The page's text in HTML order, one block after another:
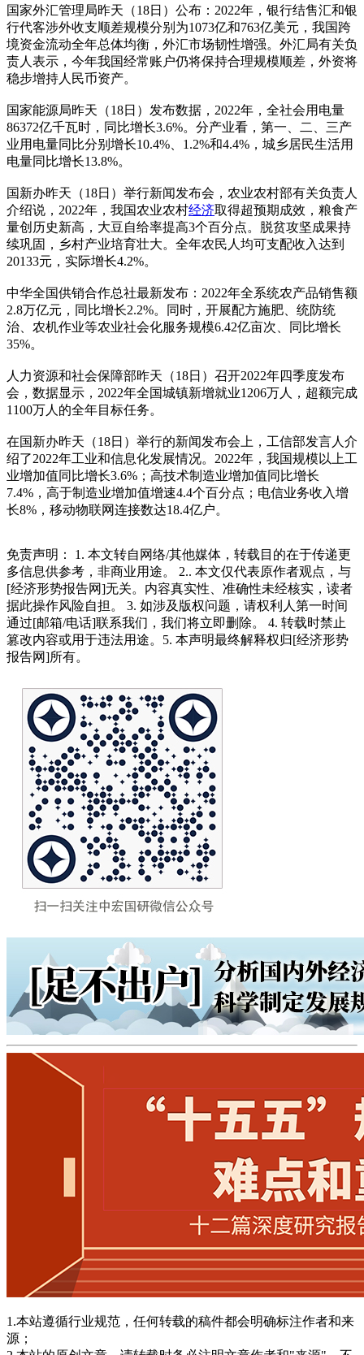
国家外汇管理局昨天（18日）公布：2022年，银行结售汇和银
行代客涉外收支顺差规模分别为1073亿和763亿美元，我国跨
境资金流动全年总体均衡，外汇市场韧性增强。外汇局有关负
责人表示，今年我国经常账户仍将保持合理规模顺差，外资将
稳步增持人民币资产。
国家能源局昨天（18日）发布数据，2022年，全社会用电量
86372亿千瓦时，同比增长3.6%。分产业看，第一、二、三产
业用电量同比分别增长10.4%、1.2%和4.4%，城乡居民生活用
电量同比增长13.8%。
国新办昨天（18日）举行新闻发布会，农业农村部有关负责人
介绍说，2022年，我国农业农村经济取得超预期成效，粮食产
量创历史新高，大豆自给率提高3个百分点。脱贫攻坚成果持
续巩固，乡村产业培育壮大。全年农民人均可支配收入达到
20133元，实际增长4.2%。
中华全国供销合作总社最新发布：2022年全系统农产品销售额
2.8万亿元，同比增长2.2%。同时，开展配方施肥、统防统
治、农机作业等农业社会化服务规模6.42亿亩次、同比增长
35%。
人力资源和社会保障部昨天（18日）召开2022年四季度发布
会，数据显示，2022年全国城镇新增就业1206万人，超额完成
1100万人的全年目标任务。
在国新办昨天（18日）举行的新闻发布会上，工信部发言人介
绍了2022年工业和信息化发展情况。2022年，我国规模以上工
业增加值同比增长3.6%；高技术制造业增加值同比增长
7.4%，高于制造业增加值增速4.4个百分点；电信业务收入增
长8%，移动物联网连接数达18.4亿户。
免责声明： 1. 本文转自网络/其他媒体，转载目的在于传递更
多信息供参考，非商业用途。 2.. 本文仅代表原作者观点，与
[经济形势报告网]无关。内容真实性、准确性未经核实，读者
据此操作风险自担。 3. 如涉及版权问题，请权利人第一时间
通过[邮箱/电话]联系我们，我们将立即删除。 4. 转载时禁止
篡改内容或用于违法用途。5. 本声明最终解释权归[经济形势
报告网]所有。
1.本站遵循行业规范，任何转载的稿件都会明确标注作者和来
源；